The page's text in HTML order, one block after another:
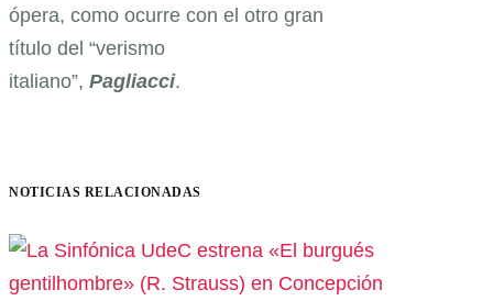
ópera, como ocurre con el otro gran
título del “verismo
italiano”, Pagliacci.
NOTICIAS RELACIONADAS